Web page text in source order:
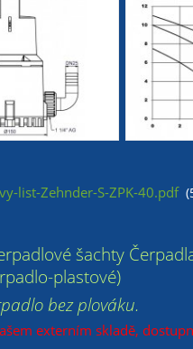
list-Zehnder-S-ZPK-40.pdf
šachty
plastové)
bez plováku.
externím skladě,